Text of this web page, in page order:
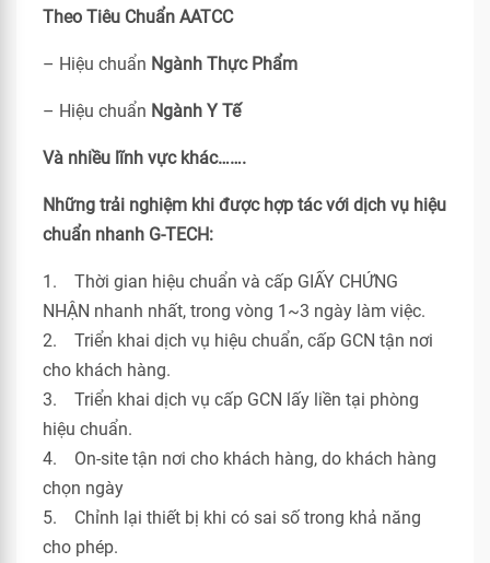
Theo Tiêu Chuẩn AATCC
– Hiệu chuẩn Ngành Thực Phẩm
– Hiệu chuẩn Ngành Y Tế
Và nhiều lĩnh vực khác…….
Những trải nghiệm khi được hợp tác với dịch vụ hiệu
chuẩn nhanh G-TECH:
1. Thời gian hiệu chuẩn và cấp GIẤY CHỨNG
NHẬN nhanh nhất, trong vòng 1~3 ngày làm việc.
2. Triển khai dịch vụ hiệu chuẩn, cấp GCN tận nơi
cho khách hàng.
3. Triển khai dịch vụ cấp GCN lấy liền tại phòng
hiệu chuẩn.
4. On-site tận nơi cho khách hàng, do khách hàng
chọn ngày
5. Chỉnh lại thiết bị khi có sai số trong khả năng
cho phép.